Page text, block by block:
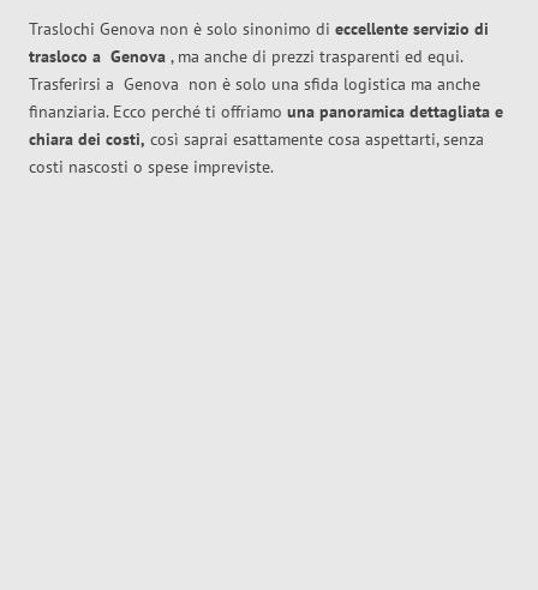
Traslochi Genova non è solo sinonimo di eccellente servizio di
trasloco a Genova , ma anche di prezzi trasparenti ed equi.
Trasferirsi a Genova non è solo una sfida logistica ma anche
finanziaria. Ecco perché ti offriamo una panoramica dettagliata e
chiara dei costi, così saprai esattamente cosa aspettarti, senza
costi nascosti o spese impreviste.